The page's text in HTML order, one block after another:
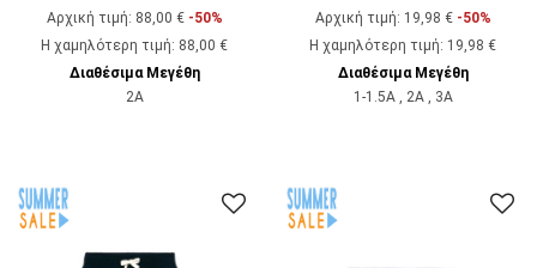
Αρχική τιμή: 88,00 € -50%
Η χαμηλότερη τιμή: 88,00 €
Διαθέσιμα Μεγέθη
2A
Αρχική τιμή: 19,98 € -50%
Η χαμηλότερη τιμή: 19,98 €
Διαθέσιμα Μεγέθη
1-1.5A , 2A , 3A